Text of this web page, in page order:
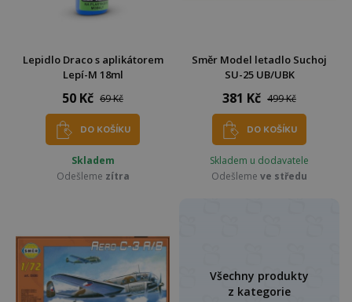
Lepidlo Draco s aplikátorem
Lepí-M 18ml
50 Kč 69 Kč
DO KOŠÍKU
Skladem
Odešleme zítra
Směr Model letadlo Suchoj
SU-25 UB/UBK
381 Kč 499 Kč
DO KOŠÍKU
Skladem u dodavatele
Odešleme ve středu
Všechny produkty
z kategorie